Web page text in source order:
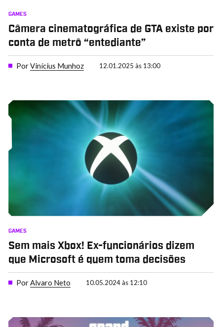
GAMES
Câmera cinematográfica de GTA existe por
conta de metrô “entediante”
PorVinícius Munhoz 12.01.2025 às 13:00
GAMES
Sem mais Xbox! Ex-funcionários dizem
que Microsoft é quem toma decisões
PorAlvaro Neto 10.05.2024 às 12:10